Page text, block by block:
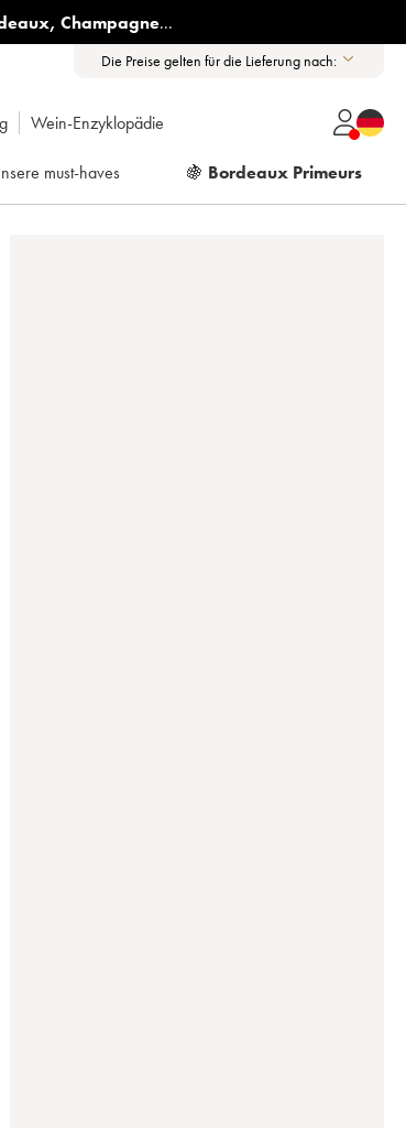
, Champagne...
Die Preise gelten für die Lieferung nach:
Wein-Enzyklopädie
must-haves 🍇 Bordeaux Primeurs